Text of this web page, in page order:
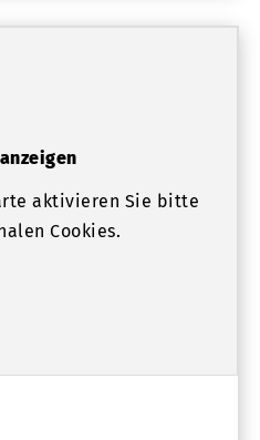
aktivieren Sie bitte
Cookies.